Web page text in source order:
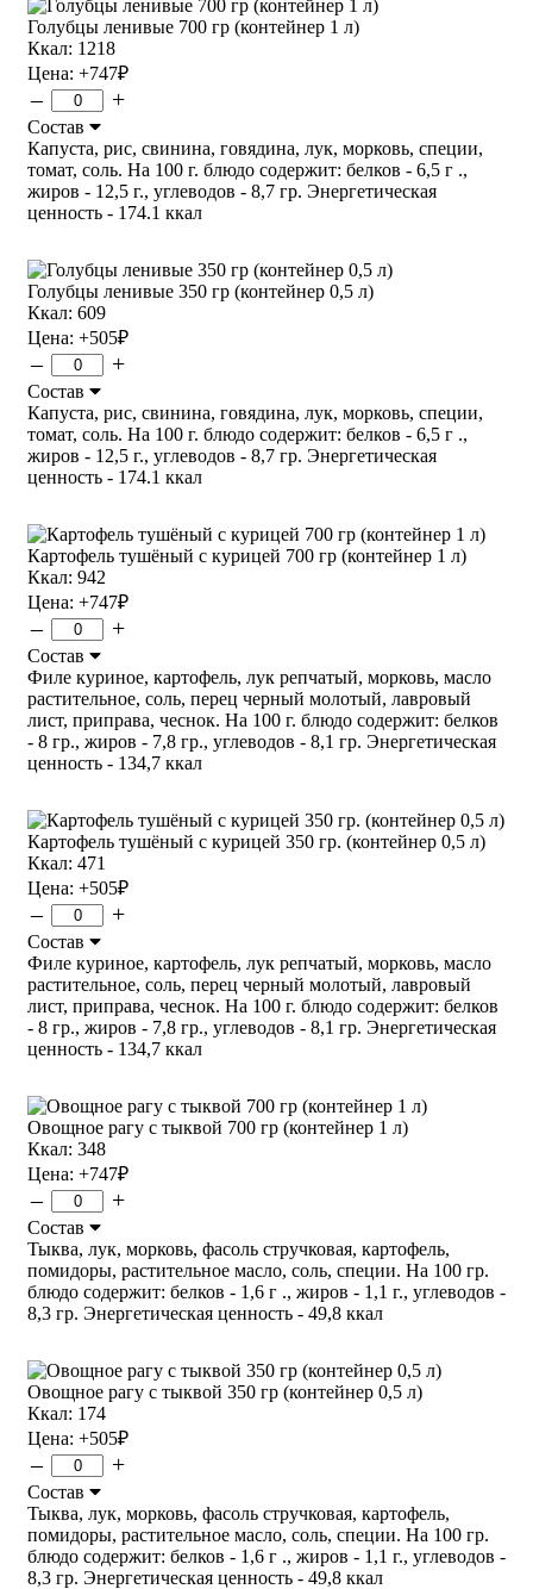
Голубцы ленивые 700 гр (контейнер 1 л)
Ккал: 1218
Цена: +747₽
– +
Состав
Капуста, рис, свинина, говядина, лук, морковь, специи,
томат, соль. На 100 г. блюдо содержит: белков - 6,5 г .,
жиров - 12,5 г., углеводов - 8,7 гр. Энергетическая
ценность - 174.1 ккал
Голубцы ленивые 350 гр (контейнер 0,5 л)
Ккал: 609
Цена: +505₽
– +
Состав
Капуста, рис, свинина, говядина, лук, морковь, специи,
томат, соль. На 100 г. блюдо содержит: белков - 6,5 г .,
жиров - 12,5 г., углеводов - 8,7 гр. Энергетическая
ценность - 174.1 ккал
Картофель тушёный с курицей 700 гр (контейнер 1 л)
Ккал: 942
Цена: +747₽
– +
Состав
Филе куриное, картофель, лук репчатый, морковь, масло
растительное, соль, перец черный молотый, лавровый
лист, приправа, чеснок. На 100 г. блюдо содержит: белков
- 8 гр., жиров - 7,8 гр., углеводов - 8,1 гр. Энергетическая
ценность - 134,7 ккал
Картофель тушёный с курицей 350 гр. (контейнер 0,5 л)
Ккал: 471
Цена: +505₽
– +
Состав
Филе куриное, картофель, лук репчатый, морковь, масло
растительное, соль, перец черный молотый, лавровый
лист, приправа, чеснок. На 100 г. блюдо содержит: белков
- 8 гр., жиров - 7,8 гр., углеводов - 8,1 гр. Энергетическая
ценность - 134,7 ккал
Овощное рагу с тыквой 700 гр (контейнер 1 л)
Ккал: 348
Цена: +747₽
– +
Состав
Тыква, лук, морковь, фасоль стручковая, картофель,
помидоры, растительное масло, соль, специи. На 100 гр.
блюдо содержит: белков - 1,6 г ., жиров - 1,1 г., углеводов -
8,3 гр. Энергетическая ценность - 49,8 ккал
Овощное рагу с тыквой 350 гр (контейнер 0,5 л)
Ккал: 174
Цена: +505₽
– +
Состав
Тыква, лук, морковь, фасоль стручковая, картофель,
помидоры, растительное масло, соль, специи. На 100 гр.
блюдо содержит: белков - 1,6 г ., жиров - 1,1 г., углеводов -
8,3 гр. Энергетическая ценность - 49,8 ккал